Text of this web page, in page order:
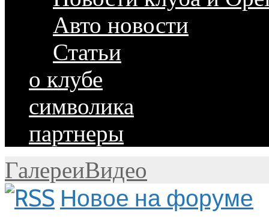
Авто новости
Статьи
о клубе
символика
партнеры
ГалереиВидео
Новое на форуме